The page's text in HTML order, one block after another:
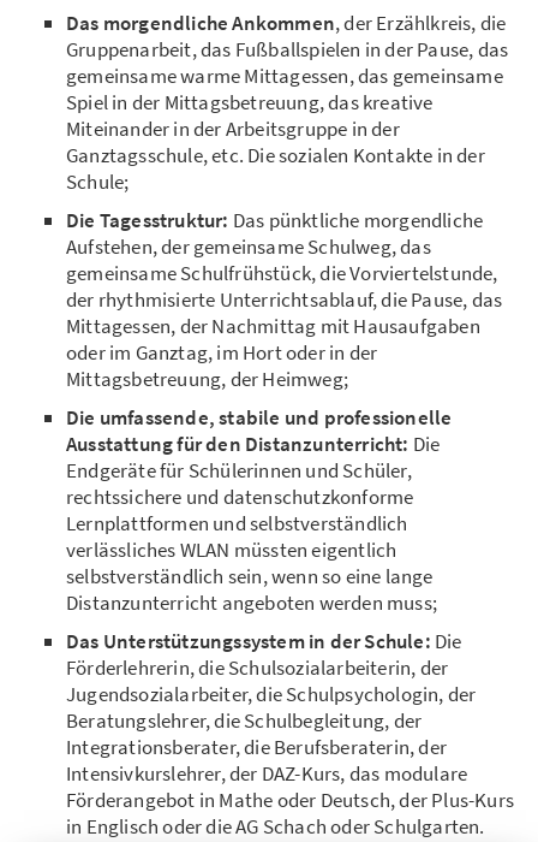
Das morgendliche Ankommen, der Erzählkreis, die
Gruppenarbeit, das Fußballspielen in der Pause, das
gemeinsame warme Mittagessen, das gemeinsame
Spiel in der Mittagsbetreuung, das kreative
Miteinander in der Arbeitsgruppe in der
Ganztagsschule, etc. Die sozialen Kontakte in der
Schule;
Die Tagesstruktur: Das pünktliche morgendliche
Aufstehen, der gemeinsame Schulweg, das
gemeinsame Schulfrühstück, die Vorviertelstunde,
der rhythmisierte Unterrichtsablauf, die Pause, das
Mittagessen, der Nachmittag mit Hausaufgaben
oder im Ganztag, im Hort oder in der
Mittagsbetreuung, der Heimweg;
Die umfassende, stabile und professionelle
Ausstattung für den Distanzunterricht: Die
Endgeräte für Schülerinnen und Schüler,
rechtssichere und datenschutzkonforme
Lernplattformen und selbstverständlich
verlässliches WLAN müssten eigentlich
selbstverständlich sein, wenn so eine lange
Distanzunterricht angeboten werden muss;
Das Unterstützungssystem in der Schule: Die
Förderlehrerin, die Schulsozialarbeiterin, der
Jugendsozialarbeiter, die Schulpsychologin, der
Beratungslehrer, die Schulbegleitung, der
Integrationsberater, die Berufsberaterin, der
Intensivkurslehrer, der DAZ-Kurs, das modulare
Förderangebot in Mathe oder Deutsch, der Plus-Kurs
in Englisch oder die AG Schach oder Schulgarten.